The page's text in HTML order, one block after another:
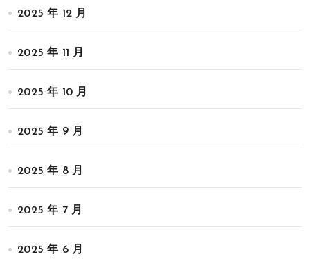
2025 年 12 月
2025 年 11 月
2025 年 10 月
2025 年 9 月
2025 年 8 月
2025 年 7 月
2025 年 6 月